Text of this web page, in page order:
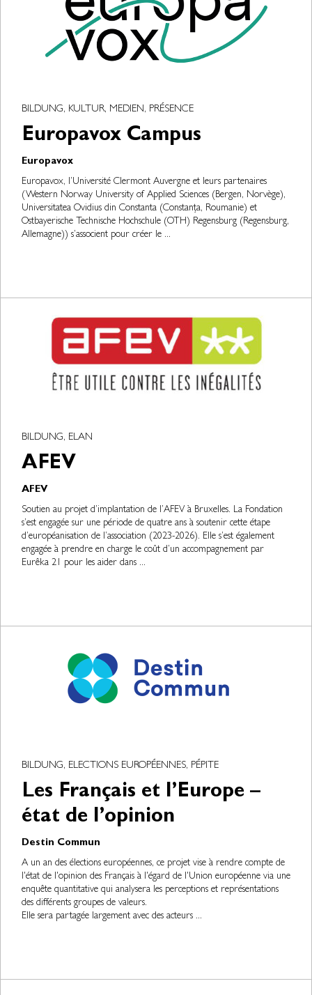
BILDUNG, KULTUR, MEDIEN, PRÉSENCE
Europavox Campus
Europavox
Europavox, l’Université Clermont Auvergne et leurs partenaires
(Western Norway University of Applied Sciences (Bergen, Norvège),
Universitatea Ovidius din Constanta (Constanța, Roumanie) et
Ostbayerische Technische Hochschule (OTH) Regensburg (Regensburg,
Allemagne)) s’associent pour créer le ...
BILDUNG, ELAN
AFEV
AFEV
Soutien au projet d’implantation de l’AFEV à Bruxelles. La Fondation
s’est engagée sur une période de quatre ans à soutenir cette étape
d’européanisation de l’association (2023-2026). Elle s’est également
engagée à prendre en charge le coût d’un accompagnement par
Eurêka 21 pour les aider dans ...
BILDUNG, ELECTIONS EUROPÉENNES, PÉPITE
Les Français et l’Europe –
état de l’opinion
Destin Commun
A un an des élections européennes, ce projet vise à rendre compte de
l'état de l'opinion des Français à l'égard de l'Union européenne via une
enquête quantitative qui analysera les perceptions et représentations
des différents groupes de valeurs.
Elle sera partagée largement avec des acteurs ...